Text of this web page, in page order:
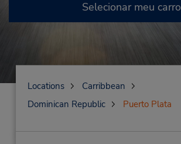
Selecionar meu carro
Locations
Carribbean
Dominican Republic
Puerto Plata